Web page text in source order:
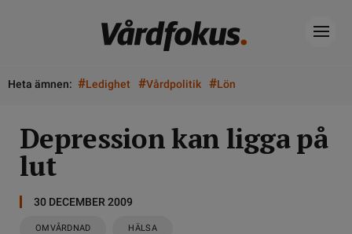
Heta ämnen: #Ledighet #Vårdpolitik #Lön
Depression kan ligga på
lut
30 DECEMBER 2009
OMVÅRDNAD HÄLSA